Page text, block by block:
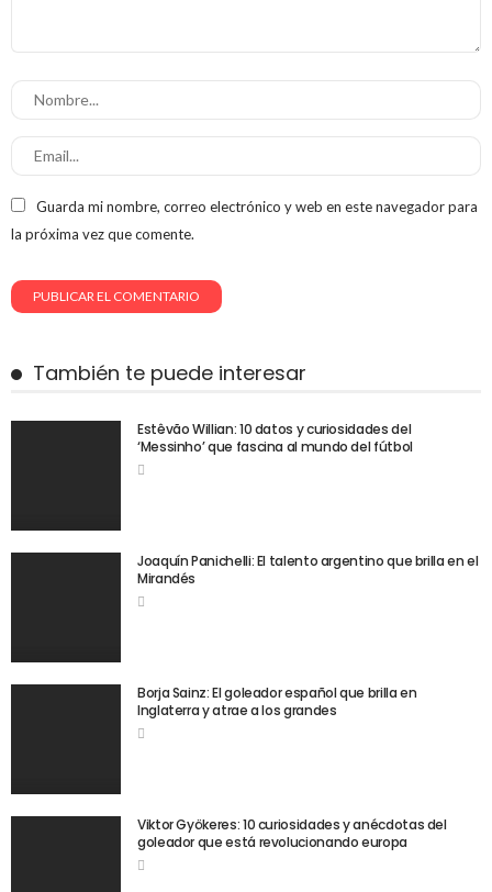
Guarda mi nombre, correo electrónico y web en este navegador para
la próxima vez que comente.
También te puede interesar
Estêvão Willian: 10 datos y curiosidades del
‘Messinho’ que fascina al mundo del fútbol
Joaquín Panichelli: El talento argentino que brilla en el
Mirandés
Borja Sainz: El goleador español que brilla en
Inglaterra y atrae a los grandes
Viktor Gyökeres: 10 curiosidades y anécdotas del
goleador que está revolucionando europa